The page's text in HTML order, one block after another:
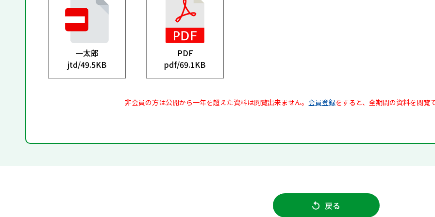
一太郎
jtd/49.5KB
PDF
pdf/69.1KB
非会員の方は公開から一年を超えた資料は閲覧出来ません。 会員登録をすると、全期間の資料を閲覧
戻る